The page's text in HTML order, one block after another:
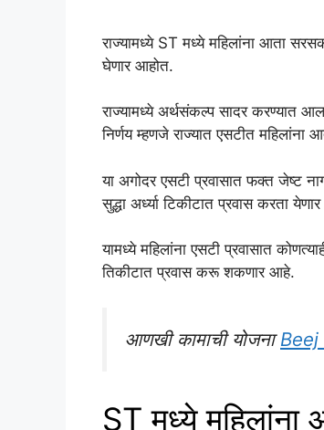
राज्यामध्ये ST मध्ये महिलांना आता
घेणार आहोत.
राज्यामध्ये अर्थसंकल्प सादर करण्यात
निर्णय म्हणजे राज्यात एसटीत
या अगोदर एसटी प्रवासात फक्त जेष्ट
सुद्धा अर्ध्या टिकीटात प्रवास करता
यामध्ये महिलांना एसटी प्रवासात
तिकीटात प्रवास करू शकणार आहे.
आणखी कामाची योजनाBeej
ST मध्ये महिलांना